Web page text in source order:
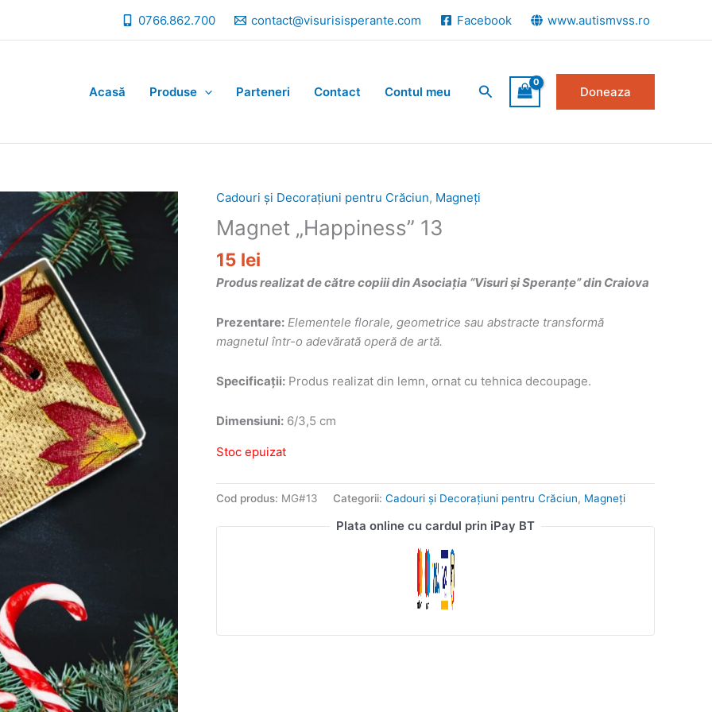
0766.862.700 contact@visurisisperante.com Facebook www.autismvss.ro
Acasă Produse Parteneri Contact Contul meu Search Doneaza
Cadouri și Decorațiuni pentru Crăciun, Magneți
Magnet „Happiness” 13
15 lei
Produs realizat de către copiii din Asociația “Visuri și Speranțe” din Craiova
Prezentare: Elementele florale, geometrice sau abstracte transformă
magnetul într-o adevărată operă de artă.
Specificații: Produs realizat din lemn, ornat cu tehnica decoupage.
Dimensiuni: 6/3,5 cm
Stoc epuizat
Cod produs: MG#13 Categorii: Cadouri și Decorațiuni pentru Crăciun, Magneți
Plata online cu cardul prin iPay BT